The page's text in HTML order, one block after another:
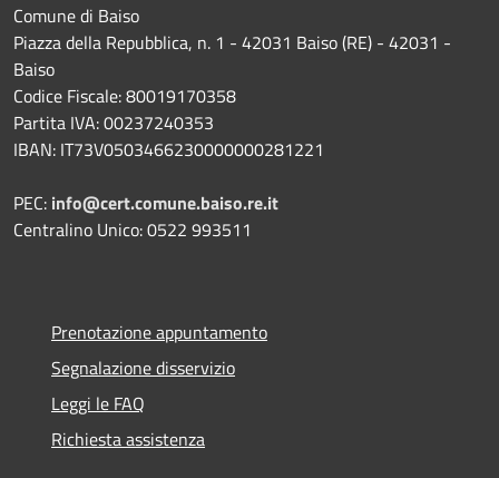
Comune di Baiso
Piazza della Repubblica, n. 1 - 42031 Baiso (RE) - 42031 -
Baiso
Codice Fiscale: 80019170358
Partita IVA: 00237240353
IBAN: IT73V0503466230000000281221
PEC: info@cert.comune.baiso.re.it
Centralino Unico: 0522 993511
Prenotazione appuntamento
Segnalazione disservizio
Leggi le FAQ
Richiesta assistenza